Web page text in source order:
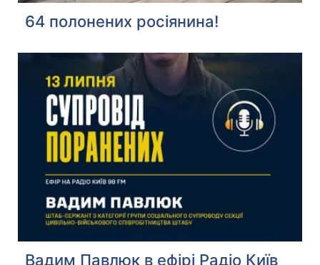
64 полонених росіянина!
Вадим Павлюк в ефірі Радіо Київ